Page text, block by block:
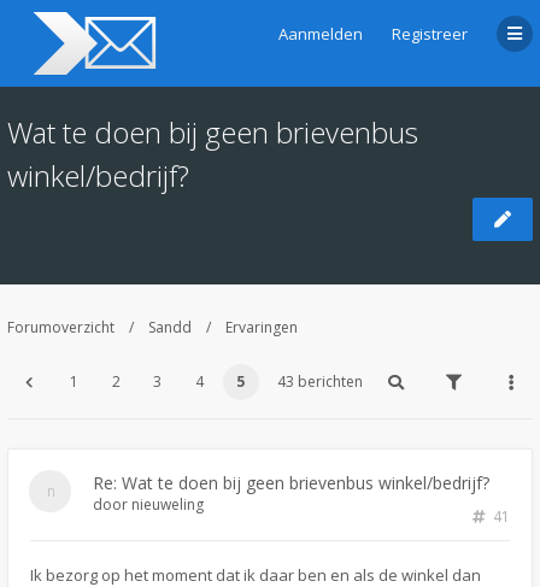
Aanmelden Registreer
Wat te doen bij geen brievenbus
winkel/bedrijf?
Forumoverzicht Sandd Ervaringen
1 2 3 4 5 43 berichten
Re: Wat te doen bij geen brievenbus winkel/bedrijf?
41
door nieuweling
Ik bezorg op het moment dat ik daar ben en als de winkel dan